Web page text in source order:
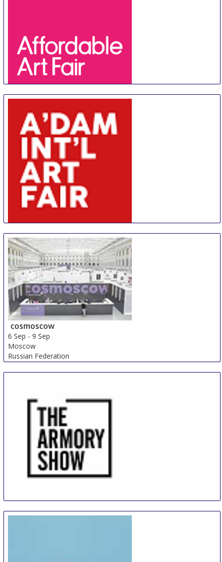
20 Aug-23 Aug
Hong Kong
Hong Kong
30 Aug-31 Aug
Amsterdam
Netherlands
cosmoscow
6 Sep -9 Sep
Moscow
Russian Federation
9 Sep-12 Sep